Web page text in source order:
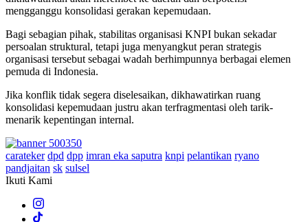
mengganggu konsolidasi gerakan kepemudaan.
Bagi sebagian pihak, stabilitas organisasi KNPI bukan sekadar
persoalan struktural, tetapi juga menyangkut peran strategis
organisasi tersebut sebagai wadah berhimpunnya berbagai elemen
pemuda di Indonesia.
Jika konflik tidak segera diselesaikan, dikhawatirkan ruang
konsolidasi kepemudaan justru akan terfragmentasi oleh tarik-
menarik kepentingan internal.
carateker dpd dpp imran eka saputra knpi pelantikan ryano
pandjaitan sk sulsel
Ikuti Kami